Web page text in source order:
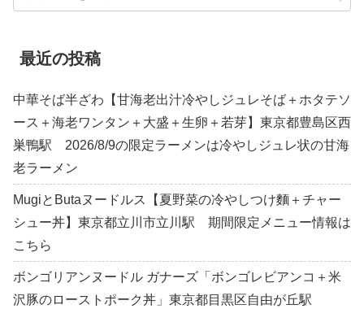
最近の投稿
中華そば半ざわ【甘海老出汁冷やしジュレそば＋ホタテソ
ース＋海老ワンタン＋大盛＋生卵＋若芽】東京都豊島区西
巣鴨駅 2026/8/9の限定ラーメンは冷やしジュレ状の甘海
老ラーメン
MugiとButaヌードルス【夏野菜の冷やしつけ麵＋チャー
シュー丼】東京都立川市立川駅 期間限定メニュー情報は
こちら
ボンゴリアンヌードル ガナーズ「ボンゴレビアンコ＋米
沢豚のローストポーク丼」東京都目黒区自由が丘駅